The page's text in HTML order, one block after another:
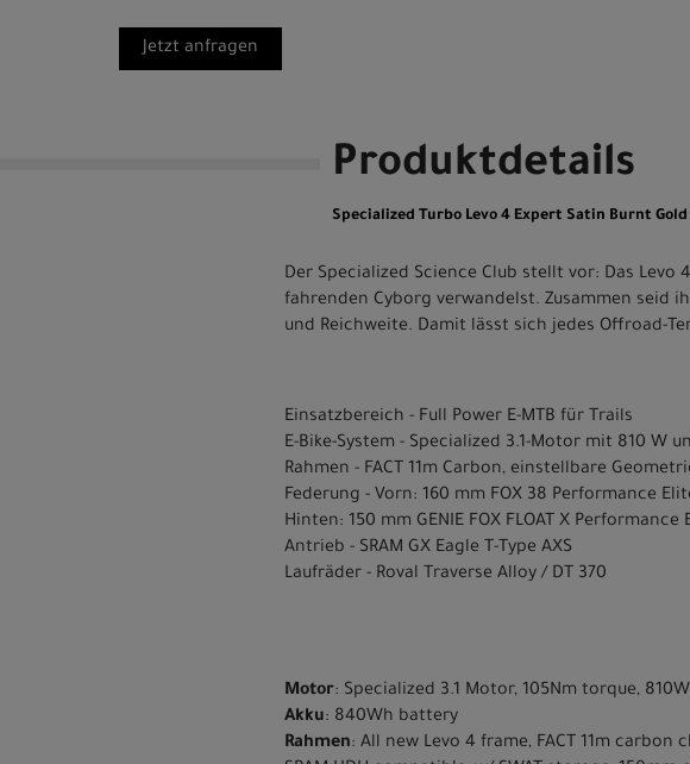
Jetzt anfragen
Produktdetails
Specialized Turbo Levo 4 Expert Satin Burnt
Der Specialized Science Club stellt vor: Das
fahrenden Cyborg verwandelst. Zusammen seid
und Reichweite. Damit lässt sich jedes Offroad-
Einsatzbereich - Full Power E-MTB für Trails
E-Bike-System - Specialized 3.1-Motor mit 810 W
Rahmen - FACT 11m Carbon, einstellbare
Federung - Vorn: 160 mm FOX 38 Performance
Hinten: 150 mm GENIE FOX FLOAT X Performance
Antrieb - SRAM GX Eagle T-Type AXS
Laufräder - Roval Traverse Alloy / DT 370
Motor: Specialized 3.1 Motor, 105Nm torque,
Akku: 840Wh battery
Rahmen: All new Levo 4 frame, FACT 11m